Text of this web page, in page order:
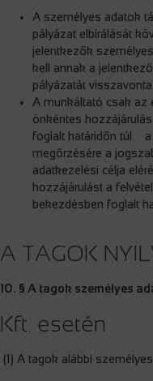
A személyes adatok
pályázat elbírálását
jelentkezők
kell annak a
pályázatát visszavonta.
A munkáltató csak az
önkéntes
foglalt határidőn túl a
megőrzésére a
adatkezelési célja
hozzájárulást a
bekezdésben foglalt
A TAGOK
10. § A tagok személyes
Kft. esetén
(1) A tagok alábbi